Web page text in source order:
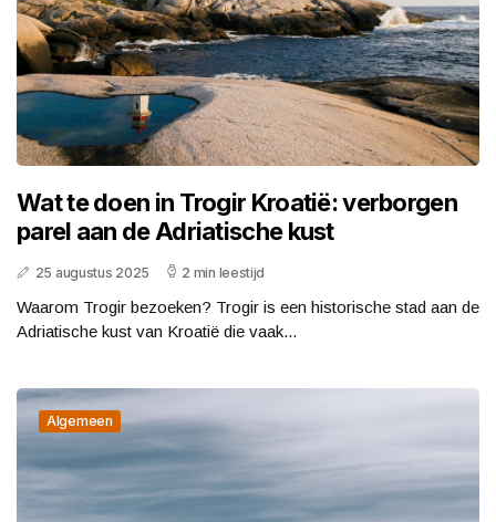
Wat te doen in Trogir Kroatië: verborgen
parel aan de Adriatische kust
25 augustus 2025 2 min leestijd
Waarom Trogir bezoeken? Trogir is een historische stad aan de
Adriatische kust van Kroatië die vaak...
Algemeen